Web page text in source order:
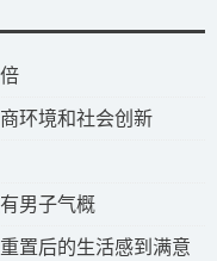
环境和社会创新
男子气概
置后的生活感到满意